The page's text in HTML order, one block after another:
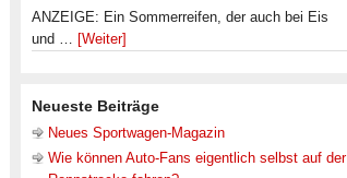
ANZEIGE: Ein Sommerreifen, der auch bei Eis
und … [Weiter]
Neueste Beiträge
Neues Sportwagen-Magazin
Wie können Auto-Fans eigentlich selbst auf der